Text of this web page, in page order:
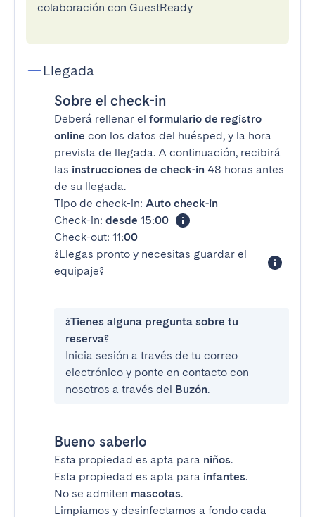
colaboración con GuestReady
Llegada
Sobre el check-in
Deberá rellenar el formulario de registro
online con los datos del huésped, y la hora
prevista de llegada. A continuación, recibirá
las instrucciones de check-in 48 horas antes
de su llegada.
Tipo de check-in: Auto check-in
Check-in: desde 15:00
Check-out: 11:00
¿Llegas pronto y necesitas guardar el
equipaje?
¿Tienes alguna pregunta sobre tu
reserva?
Inicia sesión a través de tu correo
electrónico y ponte en contacto con
nosotros a través del Buzón.
Bueno saberlo
Esta propiedad es apta para niños.
Esta propiedad es apta para infantes.
No se admiten mascotas.
Limpiamos y desinfectamos a fondo cada